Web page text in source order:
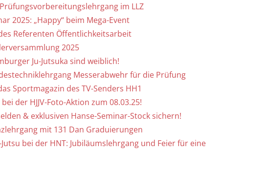
im LLZ
2025: „Happy“ beim Mega-Event
Referenten Öffentlichkeitsarbeit
2025
Ju-Jutsuka sind weiblich!
Messerabwehr für die Prüfung
Sportmagazin des TV-Senders HH1
der HJJV-Foto-Aktion zum 08.03.25!
& exklusiven Hanse-Seminar-Stock sichern!
mit 131 Dan Graduierungen
Jutsu bei der HNT: Jubiläumslehrgang und Feier für eine